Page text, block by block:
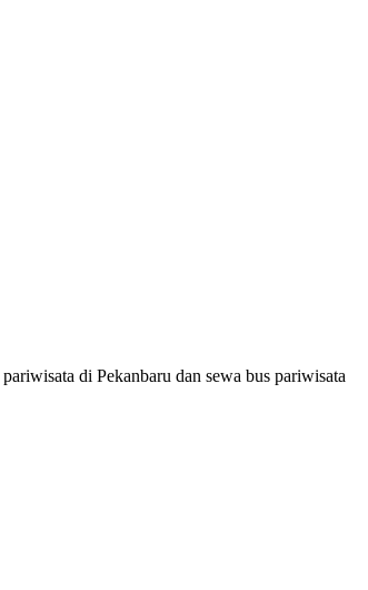
di Pekanbaru dan sewa bus pariwisata